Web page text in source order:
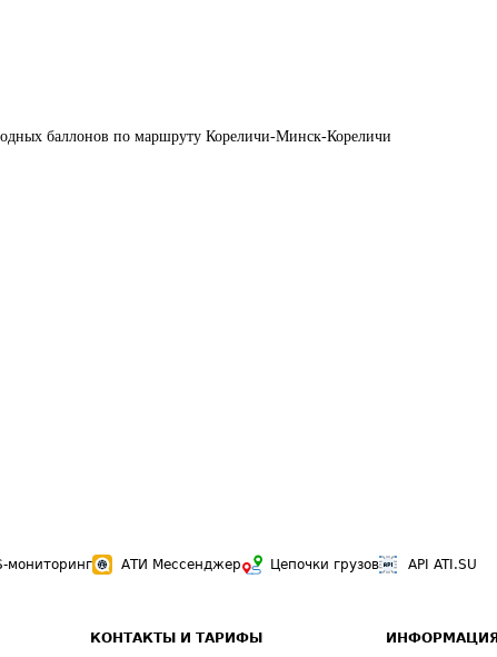
баллонов по маршруту Кореличи-Минск-Кореличи
мониторинг АТИ Мессенджер Цепочки грузов API ATI.SU
КОНТАКТЫ И ТАРИФЫ ИНФОРМАЦИЯ